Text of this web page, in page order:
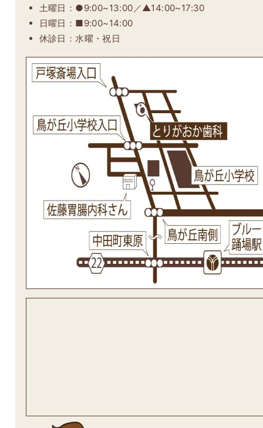
土曜日：●9:00~13:00／▲14:00~17:30
日曜日：■9:00~14:00
休診日：水曜・祝日